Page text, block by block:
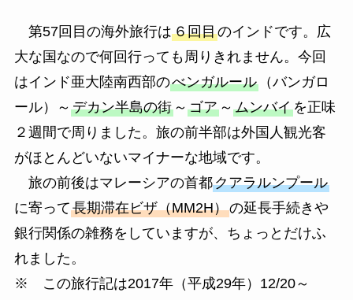
第57回目の海外旅行は６回目のインドです。広
大な国なので何回行っても周りきれません。今回
はインド亜大陸南西部のべンガルール（バンガロ
ール）～ デカン半島の街～ ゴア～ ムンバイを正味
２週間で周りました。旅の前半部は外国人観光客
がほとんどいないマイナーな地域です。
旅の前後はマレーシアの首都クアラルンプール
に寄って長期滞在ビザ（MM2H）の延長手続きや
銀行関係の雑務をしていますが、ちょっとだけふ
れました。
※ この旅行記は2017年（平成29年）12/20～